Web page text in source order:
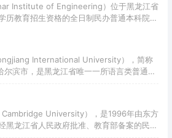
院、双创教育学院、继续教育学院共9个二
经济学、管理学、文学、艺术学六个学科门
Institute of Engineering）位于黑龙江省
历教育招生资格的全日制民办普通本科院
学、齐齐哈尔职业学院；2011年学院升格
International University），简称
尔滨市，是黑龙江省唯一一所语言类普通本
，为黑龙江省中职教师培训基地、黑龙江省
基地和黑龙江省侨联慈善基金会乡村英语教
University），是1996年由东方
黑龙江省人民政府批准、教育部备案的民办